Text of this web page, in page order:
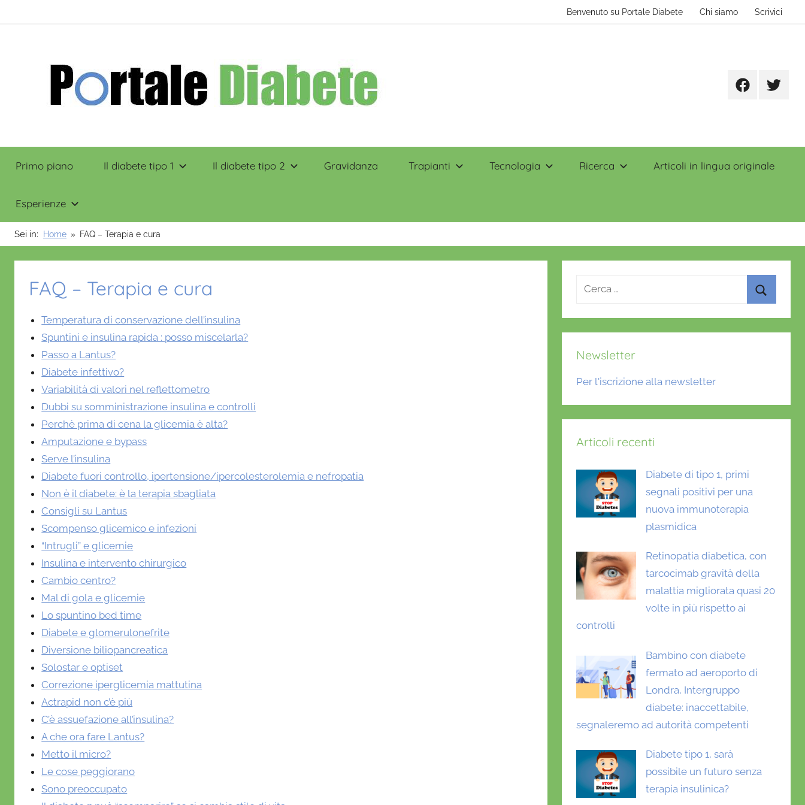
Benvenuto su Portale Diabete Chi siamo Scrivici
Portale
Diabete
FacebookTwitter
Primo piano Il diabete tipo 1 Il diabete tipo 2 Gravidanza Trapianti Tecnologia Ricerca Articoli in lingua originale
Esperienze
Sei in: Home FAQ – Terapia e cura
FAQ – Terapia e cura
Temperatura di conservazione dell’insulina
Spuntini e insulina rapida : posso miscelarla?
Passo a Lantus?
Diabete infettivo?
Variabilità di valori nel reflettometro
Dubbi su somministrazione insulina e controlli
Perchè prima di cena la glicemia è alta?
Amputazione e bypass
Serve l’insulina
Diabete fuori controllo, ipertensione/ipercolesterolemia e nefropatia
Non è il diabete: è la terapia sbagliata
Consigli su Lantus
Scompenso glicemico e infezioni
“Intrugli” e glicemie
Insulina e intervento chirurgico
Cambio centro?
Mal di gola e glicemie
Lo spuntino bed time
Diabete e glomerulonefrite
Diversione biliopancreatica
Solostar e optiset
Correzione iperglicemia mattutina
Actrapid non c’è più
C’è assuefazione all’insulina?
A che ora fare Lantus?
Metto il micro?
Le cose peggiorano
Sono preoccupato
Ricerca
Newsletter
Per l'iscrizione alla newsletter
Articoli recenti
Diabete di tipo 1, primi
segnali positivi per una
nuova immunoterapia
plasmidica
Retinopatia diabetica, con
tarcocimab gravità della
malattia migliorata quasi 20
volte in più rispetto ai
controlli
Bambino con diabete
fermato ad aeroporto di
Londra, Intergruppo
diabete: inaccettabile,
segnaleremo ad autorità competenti
Diabete tipo 1, sarà
possibile un futuro senza
terapia insulinica?